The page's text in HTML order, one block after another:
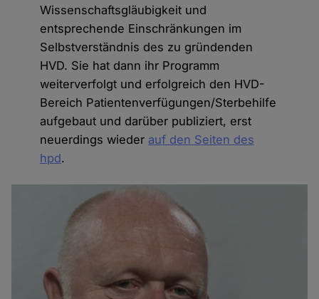
Wissenschaftsgläubigkeit und
entsprechende Einschränkungen im
Selbstverständnis des zu gründenden
HVD. Sie hat dann ihr Programm
weiterverfolgt und erfolgreich den HVD-
Bereich Patientenverfügungen/Sterbehilfe
aufgebaut und darüber publiziert, erst
neuerdings wieder auf den Seiten des
hpd.